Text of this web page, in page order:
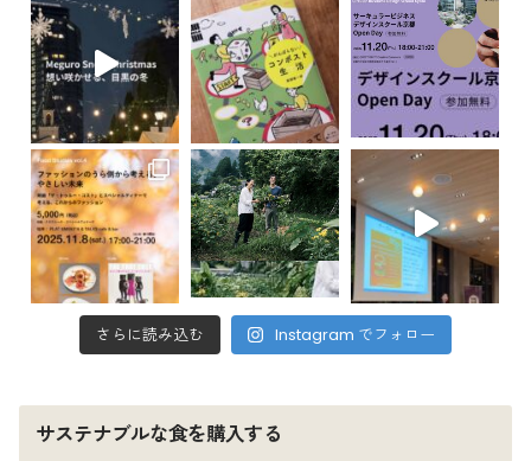
さらに読み込む Instagram でフォロー
サステナブルな食を購入する